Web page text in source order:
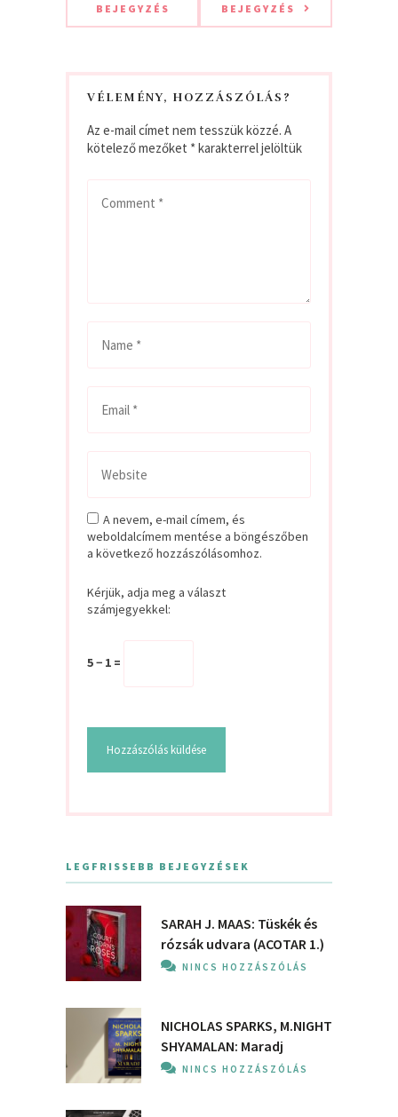
BEJEGYZÉS
BEJEGYZÉS
VÉLEMÉNY, HOZZÁSZÓLÁS?
Az e-mail címet nem tesszük közzé. A
kötelező mezőket *karakterrel jelöltük
A nevem, e-mail címem, és
weboldalcímem mentése a böngészőben
a következő hozzászólásomhoz.
Kérjük, adja meg a választ
számjegyekkel:
5 − 1 =
LEGFRISSEBB BEJEGYZÉSEK
SARAH J. MAAS: Tüskék és
rózsák udvara (ACOTAR 1.)
NINCS HOZZÁSZÓLÁS
NICHOLAS SPARKS, M.NIGHT
SHYAMALAN: Maradj
NINCS HOZZÁSZÓLÁS